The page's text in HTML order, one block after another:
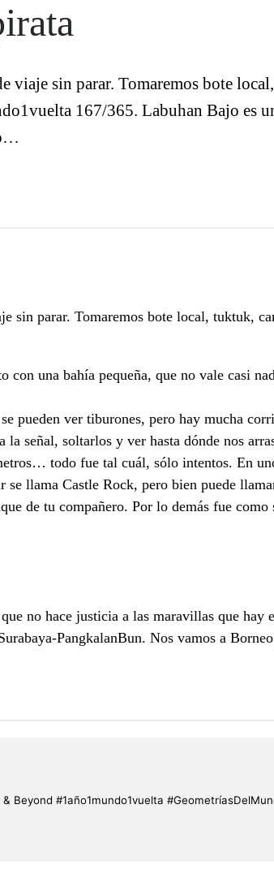
viaje sin parar. Tomaremos bote
167/365. Labuhan Bajo es
sin parar. Tomaremos bote local, tuktuk,
una bahía pequeña, que no vale casi
pueden ver tiburones, pero hay mucha
señal, soltarlos y ver hasta dónde nos
todo fue tal cuál, sólo intentos. En
llama Castle Rock, pero bien puede
de tu compañero. Por lo demás fue
no hace justicia a las maravillas que
PangkalanBun. Nos vamos a
Beyond #1año1mundo1vuelta